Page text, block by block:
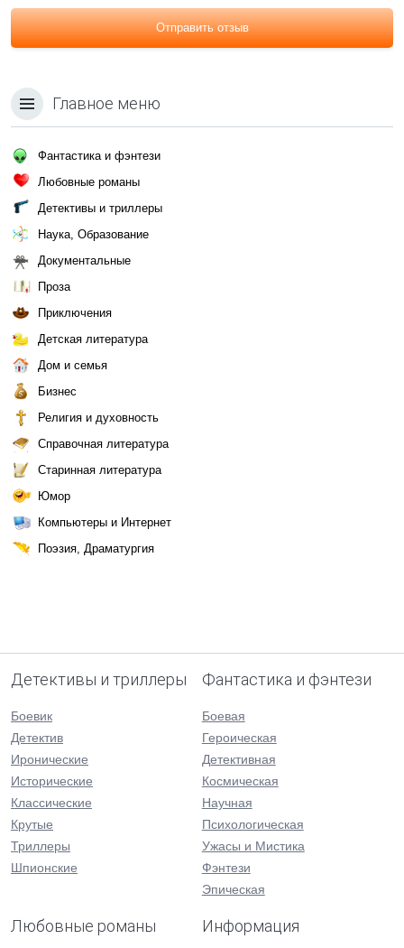
Отправить отзыв
Главное меню
Фантастика и фэнтези
Любовные романы
Детективы и триллеры
Наука, Образование
Документальные
Проза
Приключения
Детская литература
Дом и семья
Бизнес
Религия и духовность
Справочная литература
Старинная литература
Юмор
Компьютеры и Интернет
Поэзия, Драматургия
Детективы и триллеры
Боевик
Детектив
Иронические
Исторические
Классические
Крутые
Триллеры
Шпионские
Фантастика и фэнтези
Боевая
Героическая
Детективная
Космическая
Научная
Психологическая
Ужасы и Мистика
Фэнтези
Эпическая
Любовные романы Информация